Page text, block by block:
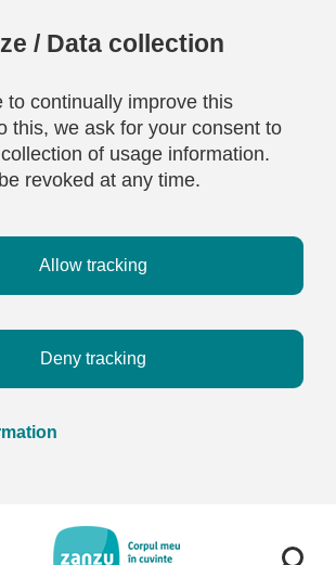
/ Data collection
to continually improve this
this, we ask for your consent to
of usage information.
revoked at any time.
Allow tracking
Deny tracking